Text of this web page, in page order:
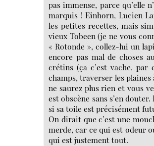
pas immense, parce qu’elle
marquis ! Einhorn, Lucien
les petites recettes, mais
vieux Tobeen (je ne vous
« Rotonde », collez-lui un
encore pas mal de choses
crétins (ça c’est vache,
champs, traverser les
ne saurez plus rien et vous
est obscène sans s’en
si sa toile est précisément
On dirait que c’est une
merde, car ce qui est odeur
qui est justement tout.